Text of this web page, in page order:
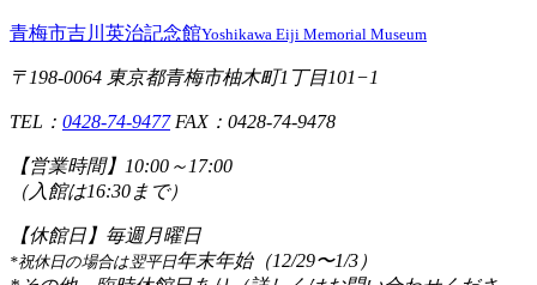
青梅市吉川英治記念館Yoshikawa Eiji Memorial Museum
〒198-0064 東京都青梅市柚木町1丁目101−1
TEL： 0428-74-9477FAX：0428-74-9478
【営業時間】 10:00～17:00
（入館は16:30まで）
【休館日】 毎週月曜日
*祝休日の場合は翌平日年末年始（12/29〜1/3）